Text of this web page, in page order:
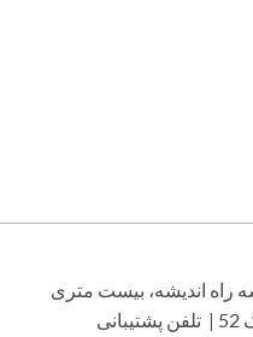
اندیشه، بیست متری
مارلیک(کسری)، کوچه گلستان، پلاک 52 | تلفن پشتیبانی